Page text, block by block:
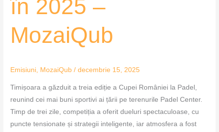
în 2025 –
MozaiQub
Emisiuni, MozaiQub /decembrie 15, 2025
Timișoara a găzduit a treia ediție a Cupei României la Padel,
reunind cei mai buni sportivi ai țării pe terenurile Padel Center.
Timp de trei zile, competiția a oferit dueluri spectaculoase, cu
puncte tensionate și strategii inteligente, iar atmosfera a fost